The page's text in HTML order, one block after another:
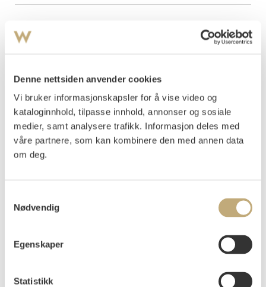
Denne nettsiden anvender cookies
Vi bruker informasjonskapsler for å vise video og
kataloginnhold, tilpasse innhold, annonser og sosiale
medier, samt analysere trafikk. Informasjon deles med
våre partnere, som kan kombinere den med annen data
om deg.
Nødvendig
Egenskaper
Statistikk
Haaland, Lauritz (1855-1938)
Seilskute ved klipper 1914
Olje på lerret
65x120
Signert og datert nede t.h.: Lauritz Haaland 1914
Auksjonert